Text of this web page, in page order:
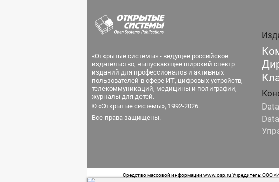
«Открытые системы» - ведущее российское
издательство, выпускающее широкий спектр
изданий для профессионалов и активных
пользователей в сфере ИТ, цифровых устройств,
телекоммуникаций, медицины и полиграфии,
журналы для детей.
© «Открытые системы», 1992-2026.
Все права защищены.
Средство массовой информации www.osp.ru Учредитель: ООО